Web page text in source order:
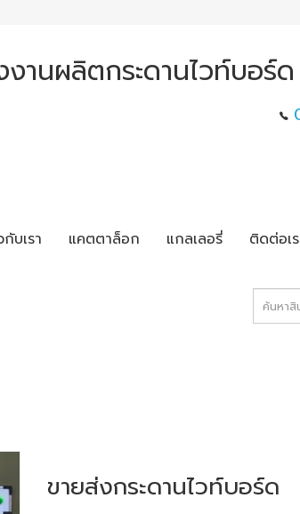
งานผลิตกระดานไวท์บอ
บเรา แคตตาล็อก แกลเลอรี่ ติดต่อเ
ขายส่งกระดานไวท์บอร์ด